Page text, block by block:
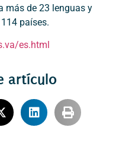
más de 23 lenguas y
países.
es.html
artículo